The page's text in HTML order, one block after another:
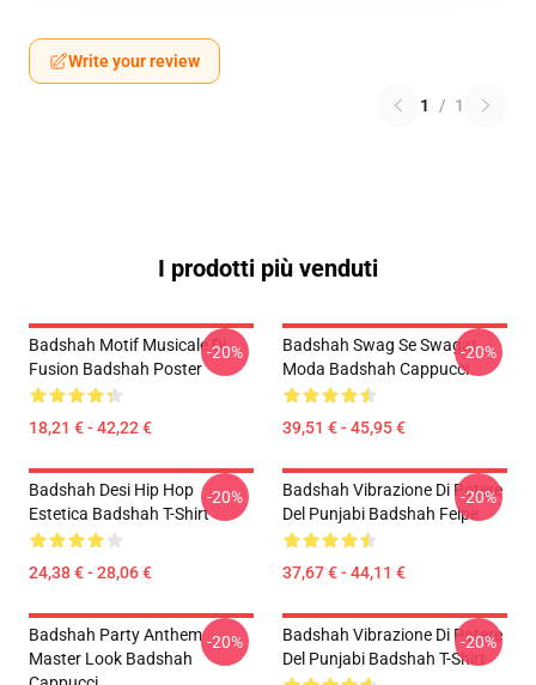
Write your review
1 / 1
I prodotti più venduti
Badshah Motif Musicale Di
Fusion Badshah Poster
18,21 € - 42,22 €
-20%
Badshah Swag Se Swagat
Moda Badshah Cappucci
39,51 € - 45,95 €
-20%
Badshah Desi Hip Hop
Estetica Badshah T-Shirt
24,38 € - 28,06 €
-20%
Badshah Vibrazione Di Potere
Del Punjabi Badshah Felpe
37,67 € - 44,11 €
-20%
Badshah Party Anthem
Master Look Badshah
-20%
Badshah Vibrazione Di Potere
Del Punjabi Badshah T-Shirt
-20%